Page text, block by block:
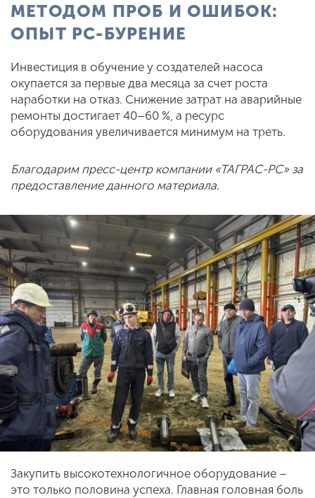
МЕТОДОМ ПРОБ И ОШИБОК:
ОПЫТ РС-БУРЕНИЕ
Инвестиция в обучение у создателей насоса
окупается за первые два месяца за счет роста
наработки на отказ. Снижение затрат на аварийные
ремонты достигает 40–60 %, а ресурс
оборудования увеличивается минимум на треть.
Благодарим пресс-центр компании «ТАГРАС-РС» за
предоставление данного материала.
Закупить высокотехнологичное оборудование –
это только половина успеха. Главная головная боль